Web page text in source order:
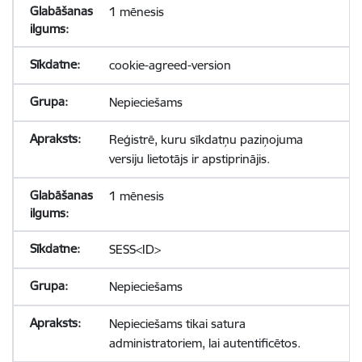
1 mēnesis
cookie-agreed-version
Nepieciešams
Reģistrē, kuru sīkdatņu paziņojuma
versiju lietotājs ir apstiprinājis.
1 mēnesis
SESS<ID>
Nepieciešams
Nepieciešams tikai satura
administratoriem, lai autentificētos.